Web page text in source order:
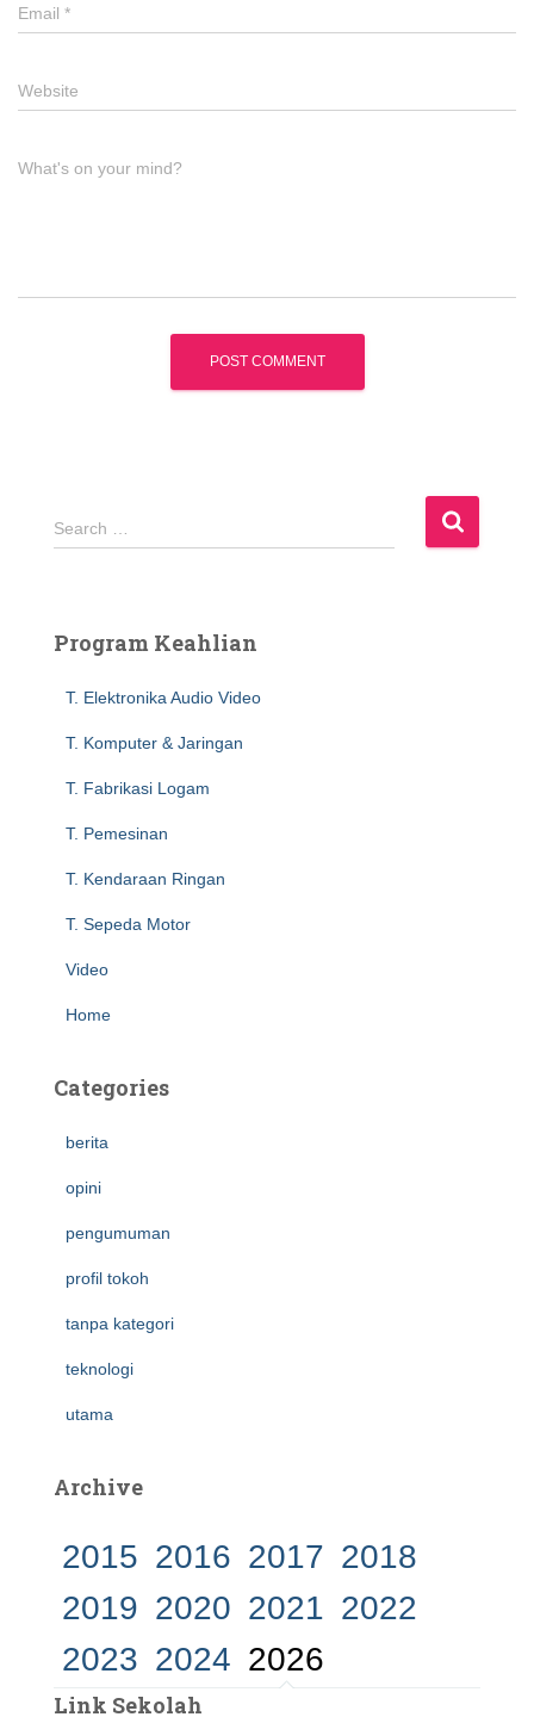
Email *
Website
What's on your mind?
S
e
h
Search …
Program Keahlian
T. Elektronika Audio Video
T. Komputer & Jaringan
T. Fabrikasi Logam
T. Pemesinan
T. Kendaraan Ringan
T. Sepeda Motor
Video
Home
Categories
berita
opini
pengumuman
profil tokoh
tanpa kategori
teknologi
utama
Archive
2015 2016 2017 2018
2019 2020 2021 2022
2023 2024 2026
Link Sekolah